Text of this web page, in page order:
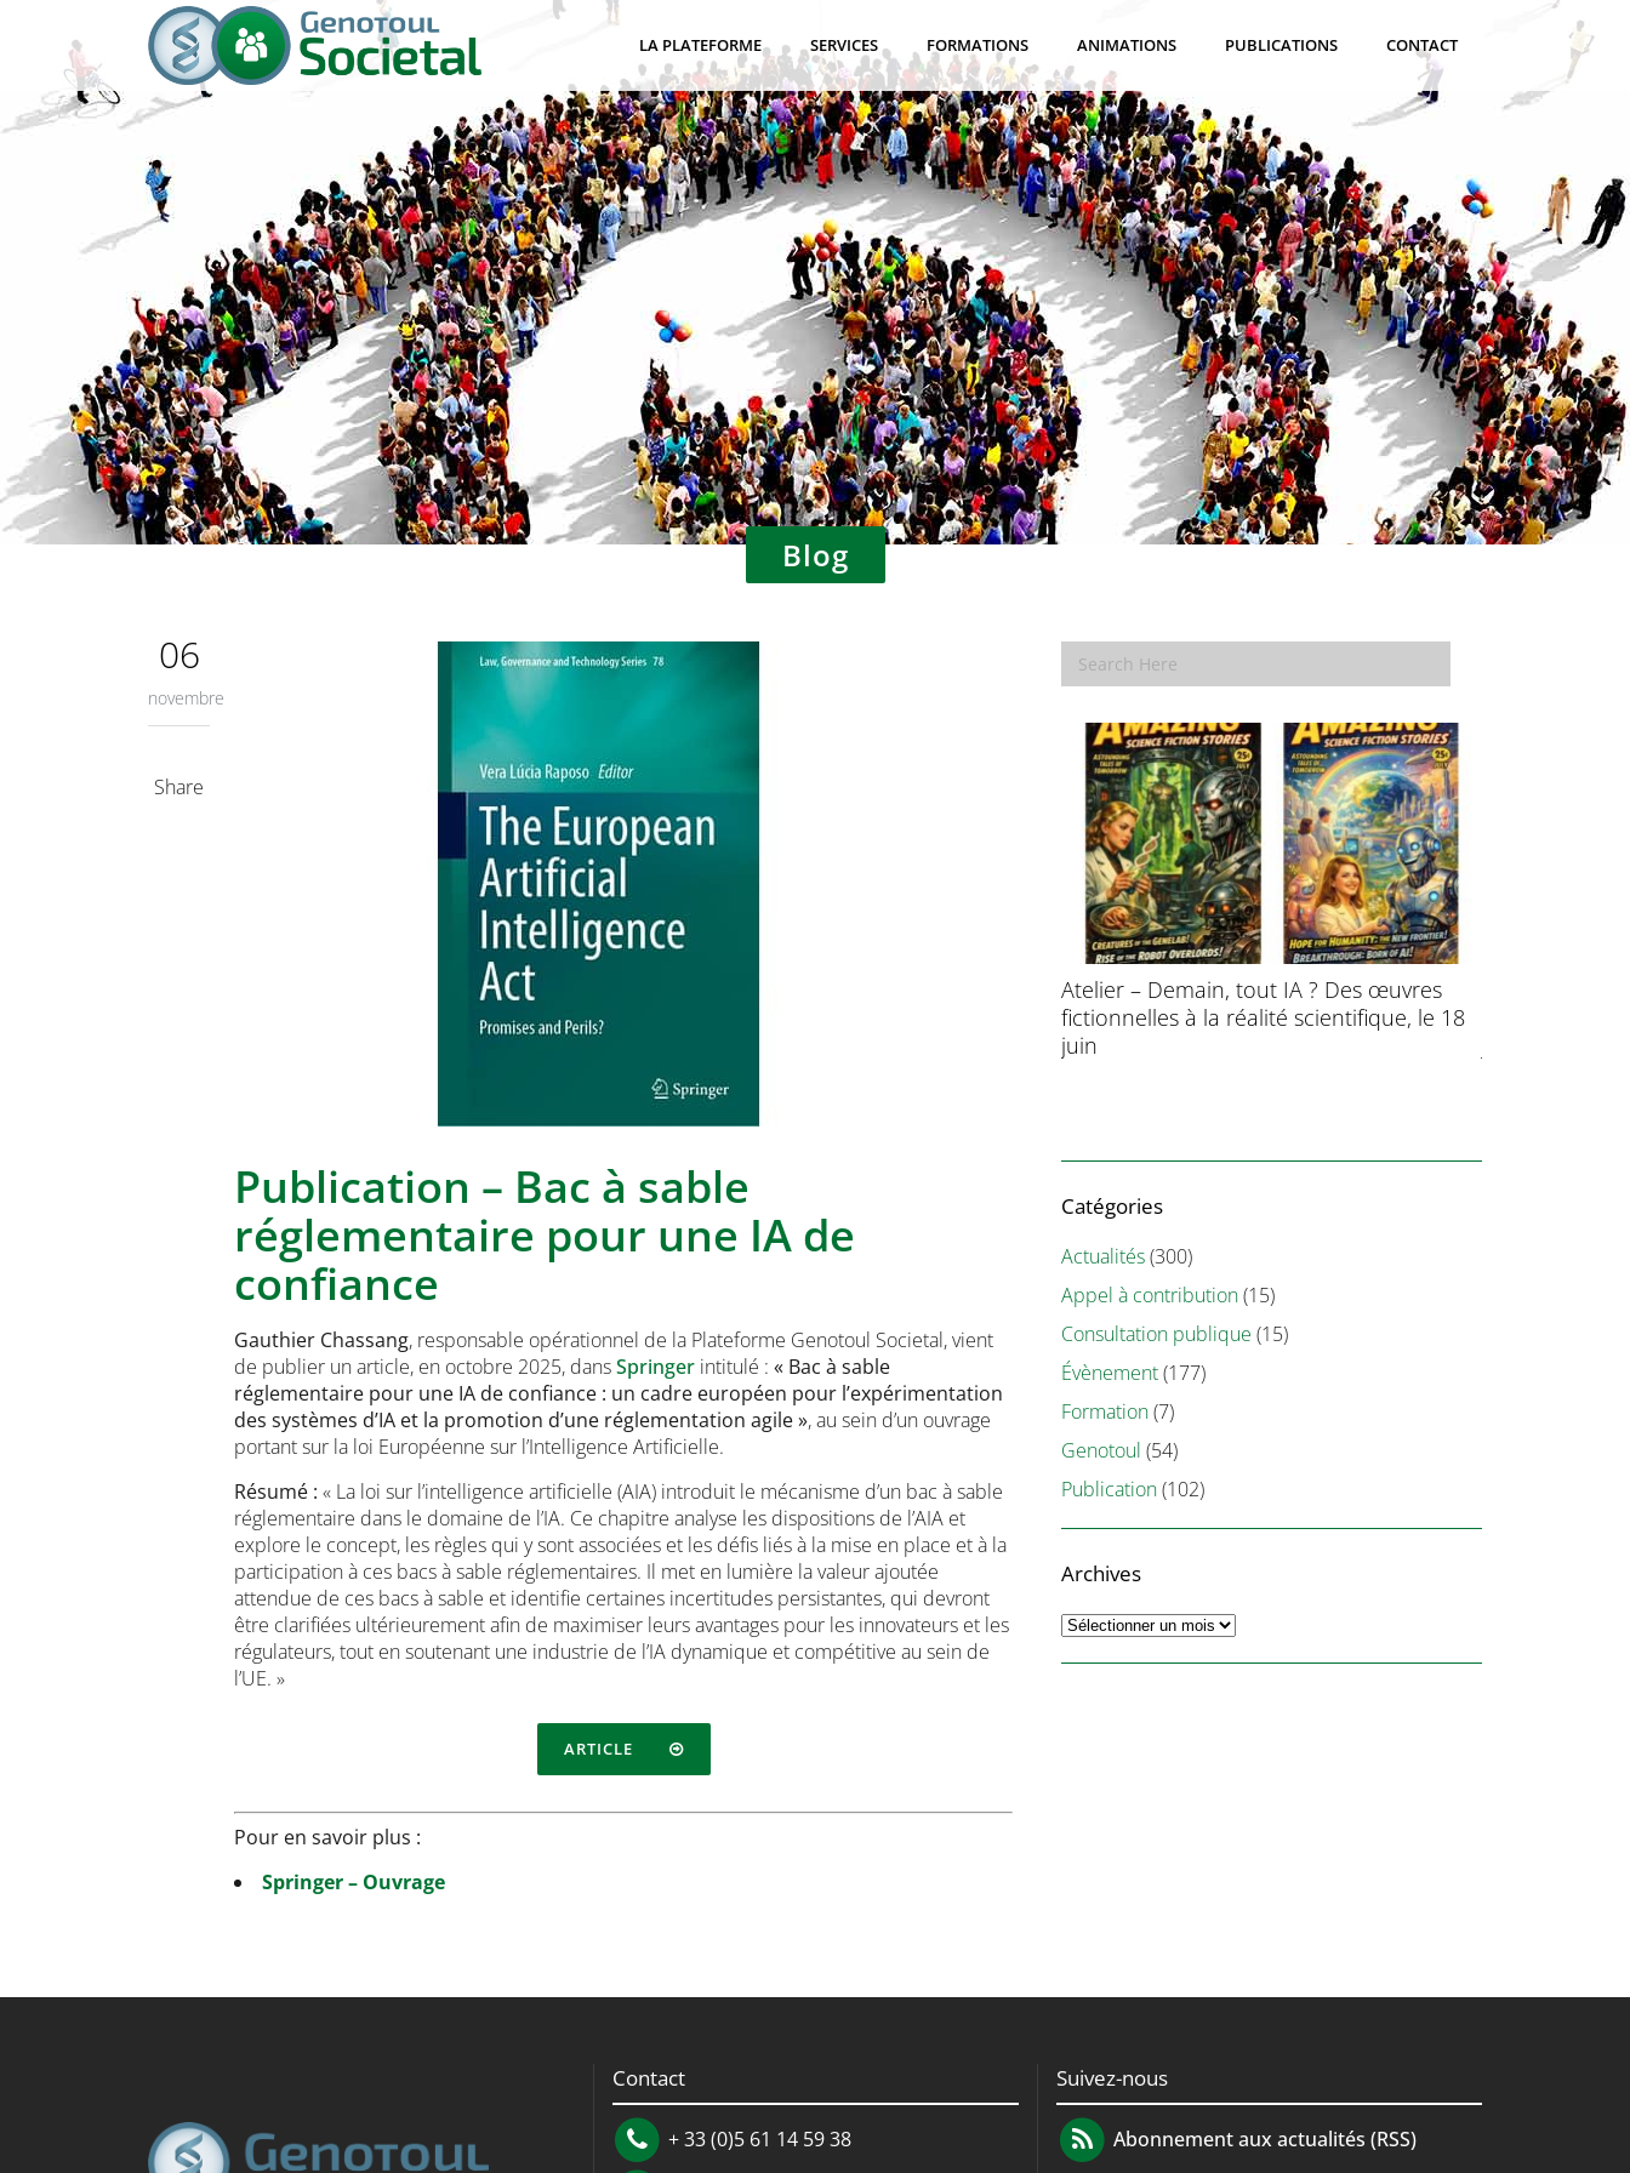
LA PLATEFORME SERVICES FORMATIONS ANIMATIONS PUBLICATIONS CONTACT
Blog
06
novembre
Share
Publication – Bac à sable
réglementaire pour une IA de
confiance
Gauthier Chassang, responsable opérationnel de la Plateforme Genotoul Societal, vient
de publier un article, en octobre 2025, dansSpringer intitulé :« Bac à sable
réglementaire pour une IA de confiance : un cadre européen pour l’expérimentation
des systèmes d’IA et la promotion d’une réglementation agile », au sein d’un ouvrage
portant sur la loi Européenne sur l’Intelligence Artificielle.
Résumé :« La loi sur l’intelligence artificielle (AIA) introduit le mécanisme d’un bac à sable
réglementaire dans le domaine de l’IA. Ce chapitre analyse les dispositions de l’AIA et
explore le concept, les règles qui y sont associées et les défis liés à la mise en place et à la
participation à ces bacs à sable réglementaires. Il met en lumière la valeur ajoutée
attendue de ces bacs à sable et identifie certaines incertitudes persistantes, qui devront
être clarifiées ultérieurement afin de maximiser leurs avantages pour les innovateurs et les
régulateurs, tout en soutenant une industrie de l’IA dynamique et compétitive au sein de
l’UE. »
ARTICLE
Pour en savoir plus :
Springer – Ouvrage
Atelier – Demain, tout IA ? Des œuvres
fictionnelles à la réalité scientifique, le 18
juin
Catégories
Actualités(300)
Appel à contribution(15)
Consultation publique (15)
Évènement(177)
Formation(7)
Genotoul (54)
Publication(102)
Archives
Archives
Contact
+ 33 (0)5 61 14 59 38
Suivez-nous
Abonnement aux actualités (RSS)